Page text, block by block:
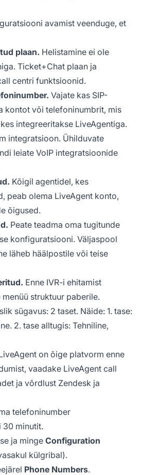
avamist veenduge, et
plaan. Helistamine ei ole
Ticket+Chat plaan ja
centri funktsioonid.
Vajate kas SIP-
kontot või telefoninumbrit, mis
integreeritakse LiveAgentiga.
integratsioon. Ühilduvate
leiate VoIP integratsioonide
Kõigil agentidel, kes
peab olema LiveAgent konto,
õigused.
Peate teadma oma tugitunde
konfiguratsiooni. Väljaspool
läheb häälpostile või teise
Enne IVR-i ehitamist
struktuur paberile.
sügavus: 2 taset. Näide: 1. tase:
2. tase alltugis: Tehniline,
on õige platvorm enne
vaadake LiveAgent call
ja võrdlust Zendesk ja
telefoninumber
30 minutit.
ja minge Configuration
külgribal).
Phone Numbers.